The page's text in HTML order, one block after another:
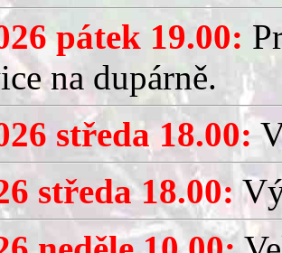
pátek 19.00:
na dupárně.
středa 18.00:
středa 18.00: